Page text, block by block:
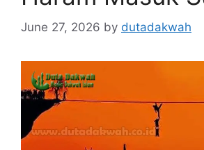
June 27, 2026 by dutadakwah